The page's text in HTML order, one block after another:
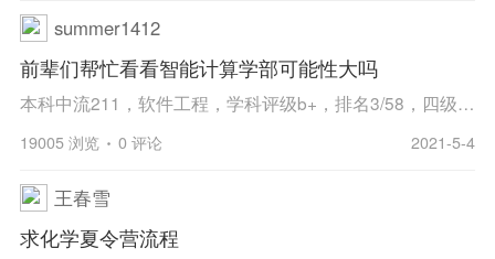
summer1412
前辈们帮忙看看智能计算学部可能性大吗
本科中流211，软件工程，学科评级b+，排名3/58，四级600+，六级550+，大英赛国三，辅修英语涉外翻译。科研方面主持一项优秀校创，参与一项省创，一篇核心二作在投。项目经历不多，程序课的大作业、系统和实践周的网站之类￼。其他就是一些校奖和校奖学金，没...
19005 浏览 0 评论 2021-5-4
王春雪
求化学夏令营流程